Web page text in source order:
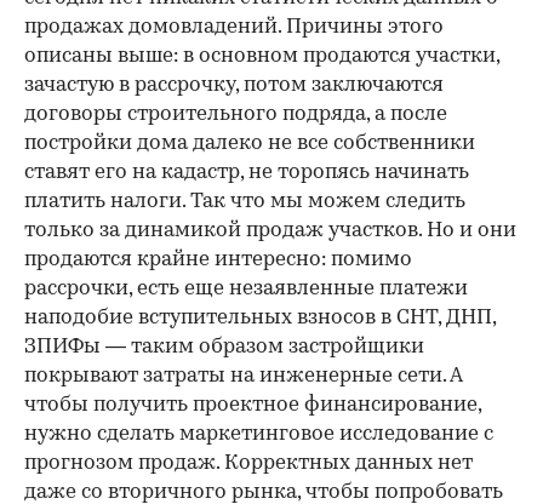
продажах домовладений. Причины этого
описаны выше: в основном продаются участки,
зачастую в рассрочку, потом заключаются
договоры строительного подряда, а после
постройки дома далеко не все собственники
ставят его на кадастр, не торопясь начинать
платить налоги. Так что мы можем следить
только за динамикой продаж участков. Но и они
продаются крайне интересно: помимо
рассрочки, есть еще незаявленные платежи
наподобие вступительных взносов в СНТ, ДНП,
ЗПИФы — таким образом застройщики
покрывают затраты на инженерные сети. А
чтобы получить проектное финансирование,
нужно сделать маркетинговое исследование с
прогнозом продаж. Корректных данных нет
даже со вторичного рынка, чтобы попробовать